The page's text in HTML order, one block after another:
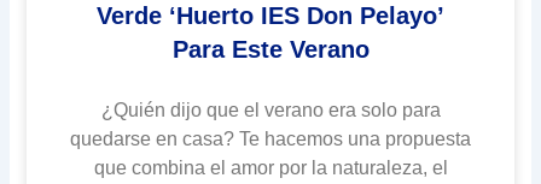
Verde ‘Huerto IES Don Pelayo’
Para Este Verano
¿Quién dijo que el verano era solo para
quedarse en casa? Te hacemos una propuesta
que combina el amor por la naturaleza, el